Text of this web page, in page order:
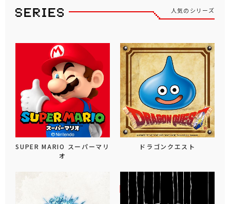
人気のシリーズ
SUPER MARIO スーパーマリ
オ
ドラゴンクエスト